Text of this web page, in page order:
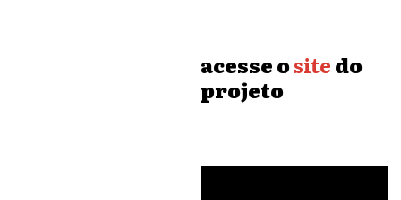
acesse ositedo
projeto